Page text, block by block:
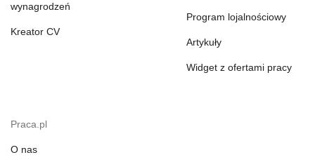
wynagrodzeń
Kreator CV
Program lojalnościowy
Artykuły
Widget z ofertami pracy
Praca.pl
O nas